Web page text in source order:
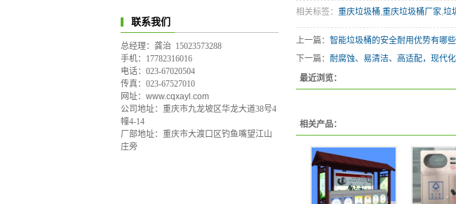
联系我们
总经理：龚治 15023573288
手机：17782316016
电话：023-67020504
传真：023-67527010
网址：www.cqxayl.com
公司地址：重庆市九龙坡区华龙大道38号4
幢4-14
厂部地址： 重庆市大渡口区钓鱼嘴望江山
庄旁
相关标签： 重庆垃圾桶,重庆垃圾桶厂家,垃
上一篇： 智能垃圾桶的安全耐用优势有哪些
下一篇： 耐腐蚀、易清洁、高适配，现代
最近浏览：
相关产品：